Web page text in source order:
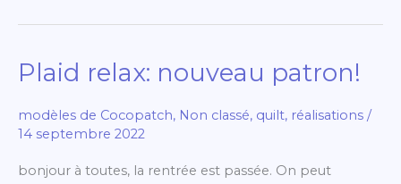
Plaid relax: nouveau patron!
modèles de Cocopatch, Non classé, quilt, réalisations /
14 septembre 2022
bonjour à toutes, la rentrée est passée. On peut
Plaid
nouveau
patron!